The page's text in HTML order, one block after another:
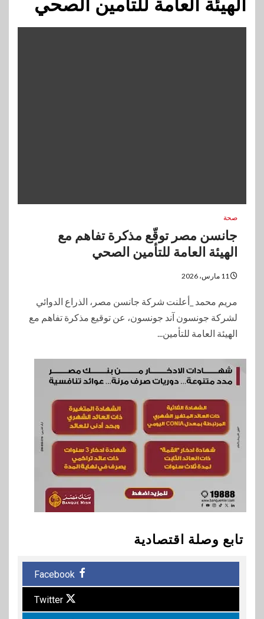
الهيئة العامة للتأمين الصحي
صحة
جانسن مصر توقّع مذكرة تفاهم مع
الهيئة العامة للتأمين الصحي
مريم محمد _أعلنت شركة جانسن مصر، الذراع الدوائي
لشركة جونسون آند جونسون، عن توقيع مذكرة تفاهم مع
الهيئة العامة للتأمين...
تابع وصلة اقتصادية
Facebook
Twitter